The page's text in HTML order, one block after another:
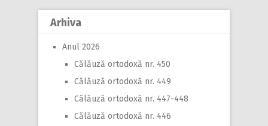
Arhiva
Anul 2026
Călăuză ortodoxă nr. 450
Călăuză ortodoxă nr. 449
Călăuză ortodoxă nr. 447-448
Călăuză ortodoxă nr. 446